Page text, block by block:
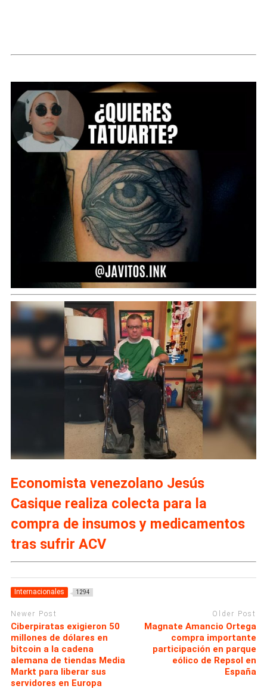
Economista venezolano Jesús
Casique realiza colecta para la
compra de insumos y medicamentos
tras sufrir ACV
Internacionales 1294
Newer Post
Ciberpiratas exigieron 50
millones de dólares en
bitcoin a la cadena
alemana de tiendas Media
Markt para liberar sus
servidores en Europa
Older Post
Magnate Amancio Ortega
compra importante
participación en parque
eólico de Repsol en
España